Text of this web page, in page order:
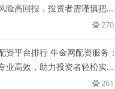
险高回报，投资者需谨慎把握
270
资平台排行 牛金网配资服务：
业高效，助力投资者轻松实现
261